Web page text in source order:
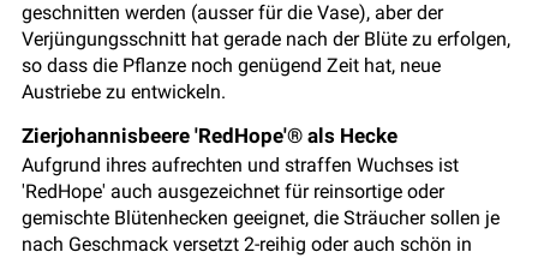
geschnitten werden (ausser für die Vase), aber der
Verjüngungsschnitt hat gerade nach der Blüte zu erfolgen,
so dass die Pflanze noch genügend Zeit hat, neue
Austriebe zu entwickeln.
Zierjohannisbeere 'RedHope'® als Hecke
Aufgrund ihres aufrechten und straffen Wuchses ist
'RedHope' auch ausgezeichnet für reinsortige oder
gemischte Blütenhecken geeignet, die Sträucher sollen je
nach Geschmack versetzt 2-reihig oder auch schön in